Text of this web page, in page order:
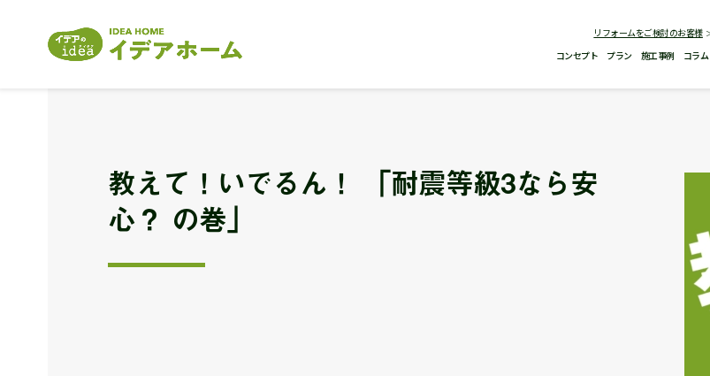
リフォームをご検討のお客様
コンセプト
プラン 施工事例 コラム
教えて！いでるん！ 「耐震等級3なら安
心？ の巻」